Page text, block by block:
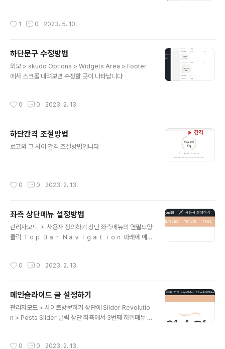
다. Height은 로고의 높이입니다. Margin top 은 위 간격
의 화면입니다. 모두 제로로 하면 메뉴만 나타납니다.
1 0 2023. 5. 10.
하단문구 수정방법
외모 > skudo Options > Widgets Area > Footer
에서 스크롤 내려보면 수정할 곳이 나타납니다
0 0 2023. 2. 13.
하단간격 조절방법
로고와 그 사이 간격 조절방법입니다
0 0 2023. 2. 13.
좌측 상단메뉴 설정방법
관리자모드 ＞ 사용자 정의하기 상단 좌측메뉴의 연필모양
클릭 Ｔｏｐ Ｂａｒ Ｎａｖｉｇａｔｉｏｎ 아래에 메뉴
추가해도 되고 사용자 정의 링크를 통해 블로그 등의 기타
0 0 2023. 2. 13.
메인슬라이드 글 설정하기
관리자모드 > 사이트방문하기 상단에 Slider Revolutio
n > Posts Slider 클릭 상단 좌측에서 3번째 하위메뉴 G
0 0 2023. 2. 13.